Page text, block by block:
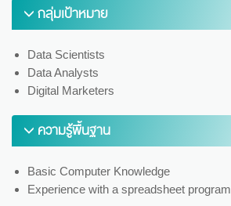
กลุ่มเป้าหมาย
Data Scientists
Data Analysts
Digital Marketers
ความรู้พื้นฐาน
Basic Computer Knowledge
Experience with a spreadsheet program